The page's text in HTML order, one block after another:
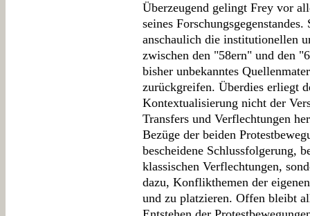
Überzeugend gelingt Frey vor
seines
anschaulich die institutionellen
zwischen den "58ern" und den
bisher unbekanntes
zurückgreifen. Überdies erliegt
Kontextualisierung nicht der
Transfers und Verflechtungen
Bezüge der beiden
bescheidene Schlussfolgerung,
klassischen Verflechtungen,
dazu, Konflikthemen der
und zu platzieren. Offen bleibt